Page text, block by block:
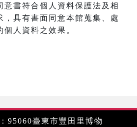
意書符合個人資料保護法及相
，具有書面同意本館蒐集、處
個人資料之效果。
95060臺東市豐田里博物